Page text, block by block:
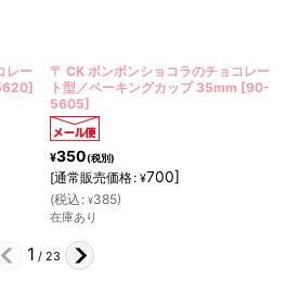
レー
[90-
〒 CK ボンボンショコラのチョコレー
ト型／フリル・ストロベリー [90-
5623
¥350(税別)
[通常販売価格 : ¥700
(税込 : ¥385
在庫あり
2 / 23